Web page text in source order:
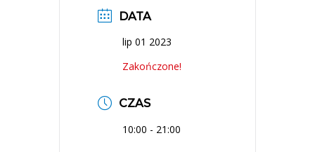
DATA
lip 01 2023
Zakończone!
CZAS
10:00 - 21:00